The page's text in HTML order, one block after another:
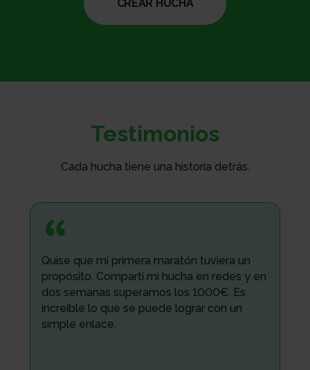
CREAR HUCHA
Testimonios
Cada hucha tiene una historia detrás.
Quise que mi primera maratón tuviera un
propósito. Compartí mi hucha en redes y en
dos semanas superamos los 1000€. Es
increíble lo que se puede lograr con un
simple enlace.